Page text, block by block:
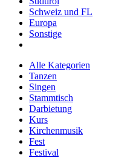
Schweiz und FL
Europa
Sonstige
Alle Kategorien
Tanzen
Singen
Stammtisch
Darbietung
Kurs
Kirchenmusik
Fest
Festival